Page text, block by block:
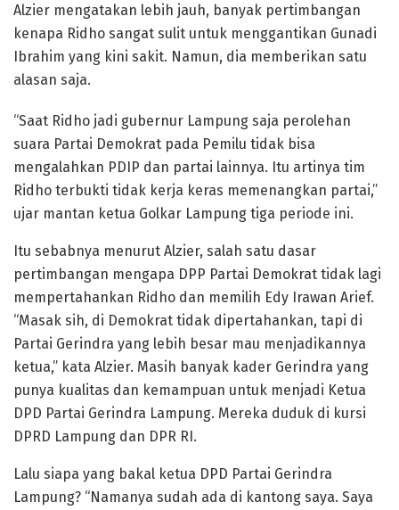
Alzier mengatakan lebih jauh, banyak pertimbangan
kenapa Ridho sangat sulit untuk menggantikan Gunadi
Ibrahim yang kini sakit. Namun, dia memberikan satu
alasan saja.
“Saat Ridho jadi gubernur Lampung saja perolehan
suara Partai Demokrat pada Pemilu tidak bisa
mengalahkan PDIP dan partai lainnya. Itu artinya tim
Ridho terbukti tidak kerja keras memenangkan partai,”
ujar mantan ketua Golkar Lampung tiga periode ini.
Itu sebabnya menurut Alzier, salah satu dasar
pertimbangan mengapa DPP Partai Demokrat tidak lagi
mempertahankan Ridho dan memilih Edy Irawan Arief.
“Masak sih, di Demokrat tidak dipertahankan, tapi di
Partai Gerindra yang lebih besar mau menjadikannya
ketua,” kata Alzier. Masih banyak kader Gerindra yang
punya kualitas dan kemampuan untuk menjadi Ketua
DPD Partai Gerindra Lampung. Mereka duduk di kursi
DPRD Lampung dan DPR RI.
Lalu siapa yang bakal ketua DPD Partai Gerindra
Lampung? “Namanya sudah ada di kantong saya. Saya